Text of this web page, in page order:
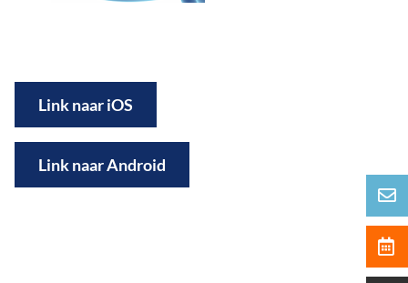
Link naar iOS
Link naar Android